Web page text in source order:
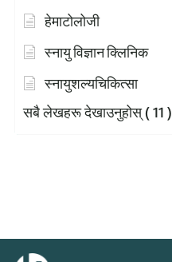
हेमाटोलोजी
स्नायु विज्ञान क्लिनिक
स्नायुशल्यचिकित्सा
सबै लेखहरू देखाउनुहोस्( 11 )